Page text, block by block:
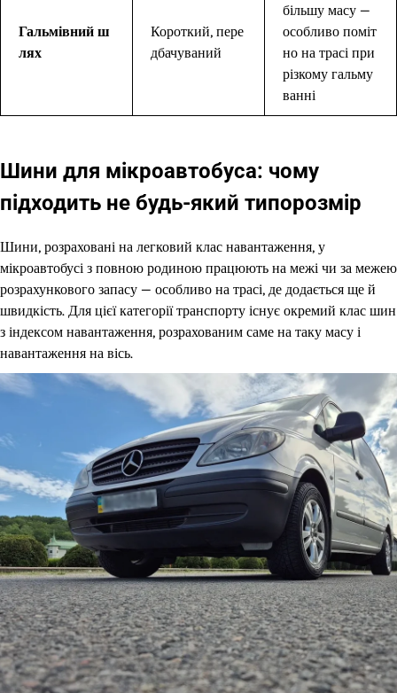
Гальмівний ш
лях
Короткий, пере
дбачуваний
більшу масу —
особливо поміт
но на трасі при
різкому гальму
ванні
Шини для мікроавтобуса: чому
підходить не будь-який типорозмір
Шини, розраховані на легковий клас навантаження, у
мікроавтобусі з повною родиною працюють на межі чи за межею
розрахункового запасу — особливо на трасі, де додається ще й
швидкість. Для цієї категорії транспорту існує окремий клас шин
з індексом навантаження, розрахованим саме на таку масу і
навантаження на вісь.